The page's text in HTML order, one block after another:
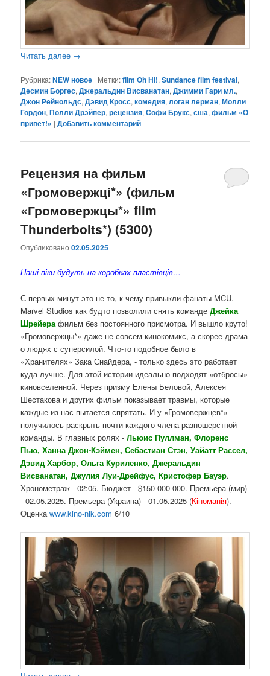
Читать далее →
Рубрика:NEW новое | Метки:film Oh Hi!,Sundance film festival,
Десмин Боргес,Джеральдин Висванатан,Джимми Гари мл.,
Джон Рейнольдс,Дэвид Кросс,комедия,логан лерман,Молли
Гордон,Полли Дрэйпер,рецензия,Софи Брукс,сша,фильм «О
привет!» |Добавить комментарий
Рецензия на фильм
«Громовержці*» (фильм
«Громовержцы*» film
Thunderbolts*) (5300)
Опубликовано02.05.2025
Наші піки будуть на коробках пластівців…
С первых минут это не то, к чему привыкли фанаты MCU.
Marvel Studios как будто позволили снять командеДжейка
Шрейера фильм без постоянного присмотра. И вышло круто!
«Громовержцы*» даже не совсем кинокомикс, а скорее драма
о людях с суперсилой. Что-то подобное было в
«Хранителях» Зака Снайдера, - только здесь это работает
куда лучше. Для этой истории идеально подходят «отбросы»
киновселенной. Через призму Елены Беловой, Алексея
Шестакова и других фильм показывает травмы, которые
каждые из нас пытается спрятать. И у «Громовержцев*»
получилось раскрыть почти каждого члена разношерстной
команды. В главных ролях -Льюис Пуллман, Флоренс
Пью, Ханна Джон-Кэймен, Себастиан Стэн, Уайатт Рассел,
Дэвид Харбор, Ольга Куриленко, Джеральдин
Висванатан, Джулия Луи-Дрейфус, Кристофер Бауэр.
Хронометраж - 02:05. Бюджет - $150 000 000. Премьера (мир)
- 02.05.2025. Премьера (Украина) - 01.05.2025 (Кіноманія).
Оценкаwww.kino-nik.com 6/10